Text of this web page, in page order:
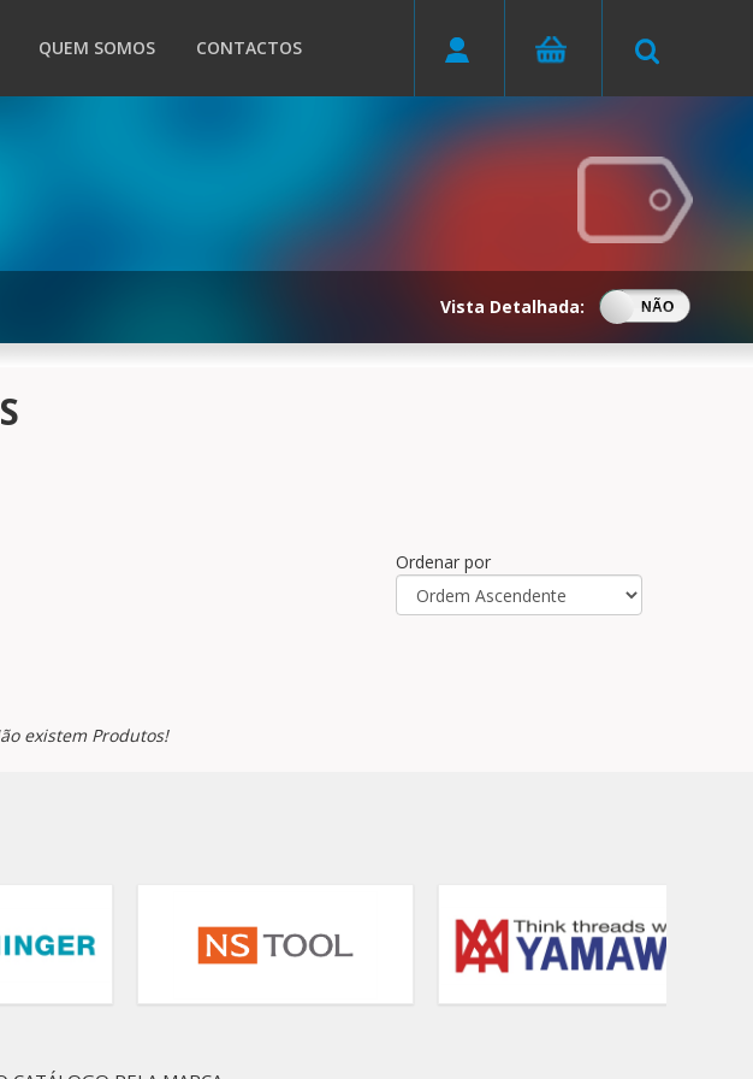
QUEM SOMOS CONTACTOS
Vista Detalhada:
SIM NÃO
Ordenar por
existem Produtos!